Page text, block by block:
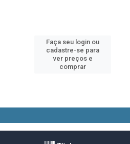
Faça seu login ou
cadastre-se para
ver preços e
comprar